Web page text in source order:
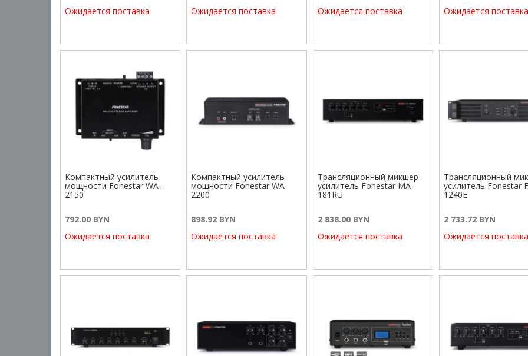
Ожидается поставка
Ожидается поставка
Ожидается поставка
Ожидается
Компактный усилитель
мощности Fonestar WA-
2150
792.00 BYN
Ожидается поставка
Компактный усилитель
мощности Fonestar WA-
2200
898.92 BYN
Ожидается поставка
Трансляционный микшер-
усилитель Fonestar MA-
181RU
2 838.00 BYN
Ожидается поставка
Трансляционный
усилитель Fonestar
1240E
2 733.72 BYN
Ожидается